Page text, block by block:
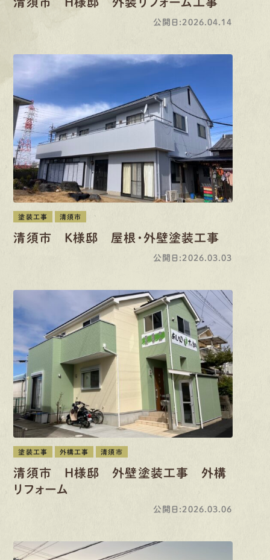
清須市 H様邸 外装リフォーム工事
公開日:2026.04.14
塗装工事 清須市
清須市 K様邸 屋根・外壁塗装工事
公開日:2026.03.03
塗装工事 外構工事 清須市
清須市 H様邸 外壁塗装工事 外構
リフォーム
公開日:2026.03.06